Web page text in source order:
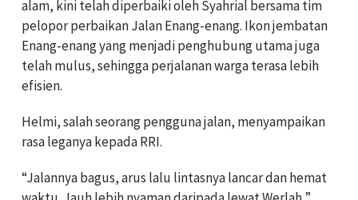
alam, kini telah diperbaiki oleh Syahrial bersama tim
pelopor perbaikan Jalan Enang-enang. Ikon jembatan
Enang-enang yang menjadi penghubung utama juga
telah mulus, sehingga perjalanan warga terasa lebih
efisien.
Helmi, salah seorang pengguna jalan, menyampaikan
rasa leganya kepada RRI.
“Jalannya bagus, arus lalu lintasnya lancar dan hemat